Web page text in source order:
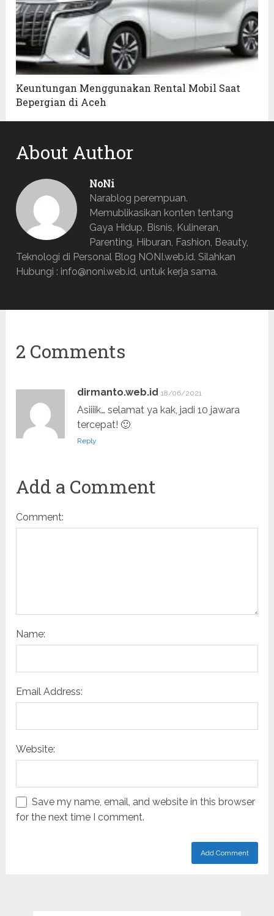
Keuntungan Menggunakan Rental Mobil Saat
Bepergian di Aceh
About Author
NoNi
Narablog perempuan.
Memublikasikan konten tentang
Gaya Hidup, Bisnis, Kulineran,
Parenting, Hiburan, Fashion, Beauty,
Teknologi di Personal Blog NONI.web.id. Silahkan
Hubungi : info@noni.web.id, untuk kerja sama.
2 Comments
dirmanto.web.id 18/06/2021
Asiiiik… selamat ya kak, jadi 10 jawara
tercepat! 🙂
Reply
Add a Comment
Comment:
Name:
Email Address:
Website:
Save my name, email, and website in this browser
for the next time I comment.